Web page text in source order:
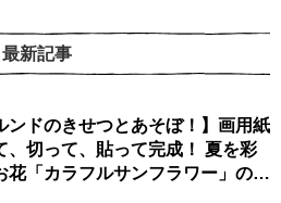
最新記事
ンドのきせつとあそぼ！】画用紙
、切って、貼って完成！ 夏を彩
花「カラフルサンフラワー」の作